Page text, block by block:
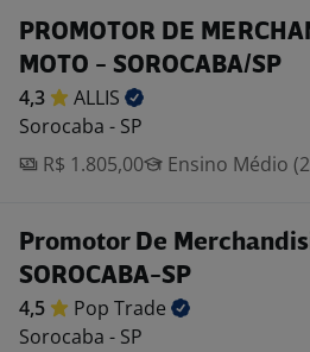
PROMOTOR DE
MOTO - SOROCABA/SP
4,3
ALLIS
Sorocaba - SP
R$ 1.805,00
Ensino Médio
Promotor De
SOROCABA-SP
4,5 Pop Trade
Sorocaba - SP